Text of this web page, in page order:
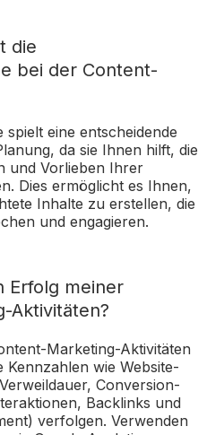
die
bei der Content-
spielt eine entscheidende
da sie Ihnen hilft, die
und Vorlieben Ihrer
Dies ermöglicht es Ihnen,
Inhalte zu erstellen, die
und engagieren.
Erfolg meiner
Aktivitäten?
Marketing-Aktivitäten
Kennzahlen wie Website-
Conversion-
Backlinks und
verfolgen. Verwenden